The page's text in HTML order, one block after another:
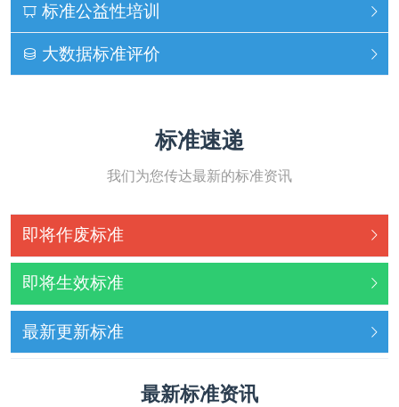
标准公益性培训
大数据标准评价
标准速递
我们为您传达最新的标准资讯
即将作废标准
即将生效标准
最新更新标准
最新标准资讯